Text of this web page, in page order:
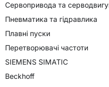
Сервопривода та
Пневматика та гідравлика
Плавні пуски
Перетворювачі частоти
SIEMENS SIMATIC
Beckhoff